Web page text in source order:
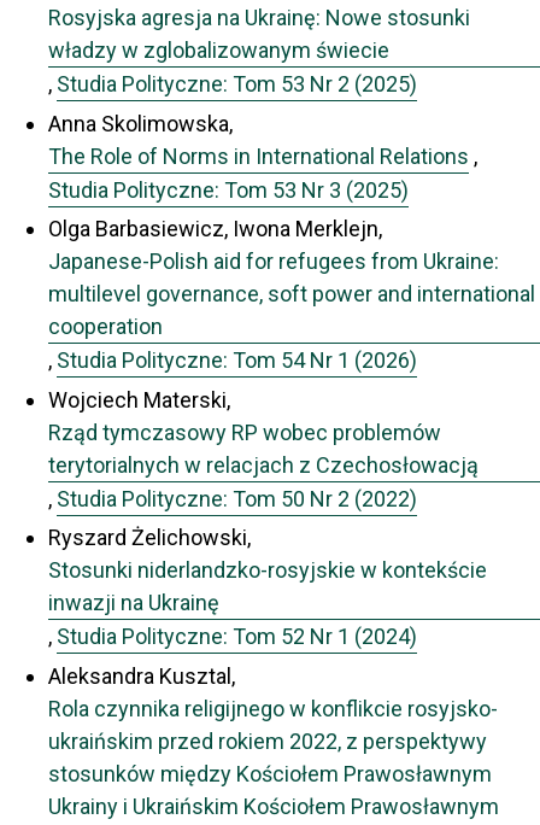
Rosyjska agresja na Ukrainę: Nowe stosunki
władzy w zglobalizowanym świecie
, Studia Polityczne: Tom 53 Nr 2 (2025)
Anna Skolimowska,
The Role of Norms in International Relations ,
Studia Polityczne: Tom 53 Nr 3 (2025)
Olga Barbasiewicz, Iwona Merklejn,
Japanese-Polish aid for refugees from Ukraine:
multilevel governance, soft power and international
cooperation
, Studia Polityczne: Tom 54 Nr 1 (2026)
Wojciech Materski,
Rząd tymczasowy RP wobec problemów
terytorialnych w relacjach z Czechosłowacją
, Studia Polityczne: Tom 50 Nr 2 (2022)
Ryszard Żelichowski,
Stosunki niderlandzko-rosyjskie w kontekście
inwazji na Ukrainę
, Studia Polityczne: Tom 52 Nr 1 (2024)
Aleksandra Kusztal,
Rola czynnika religijnego w konflikcie rosyjsko-
ukraińskim przed rokiem 2022, z perspektywy
stosunków między Kościołem Prawosławnym
Ukrainy i Ukraińskim Kościołem Prawosławnym